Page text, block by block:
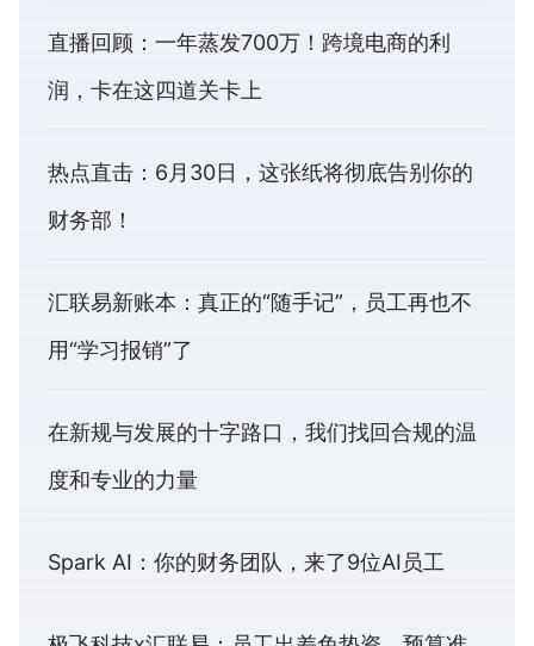
直播回顾：一年蒸发700万！跨境电商的利
润，卡在这四道关卡上
热点直击：6月30日，这张纸将彻底告别你的
财务部！
汇联易新账本：真正的“随手记”，员工再也不
用“学习报销”了
在新规与发展的十字路口，我们找回合规的温
度和专业的力量
Spark AI：你的财务团队，来了9位AI员工